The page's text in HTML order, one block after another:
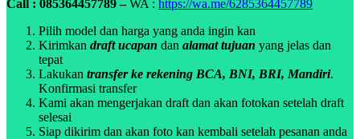
Call : 085364457789 –WA : https://wa.me/6285364457789
Pilih model dan harga yang anda ingin kan
Kirimkan draft ucapan dan alamat tujuan yang jelas dan
tepat
Lakukan transfer ke rekening BCA, BNI, BRI, Mandiri.
Konfirmasi transfer
Kami akan mengerjakan draft dan akan fotokan setelah draft
selesai
Siap dikirim dan akan foto kan kembali setelah pesanan anda